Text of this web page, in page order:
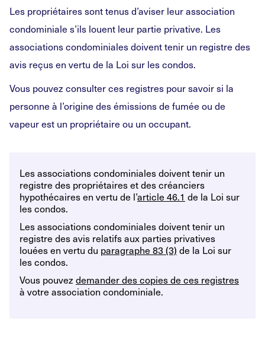
Les propriétaires sont tenus d’aviser leur association
condominiale s’ils louent leur partie privative. Les
associations condominiales doivent tenir un registre des
avis reçus en vertu de la Loi sur les condos.
Vous pouvez consulter ces registres pour savoir si la
personne à l’origine des émissions de fumée ou de
vapeur est un propriétaire ou un occupant.
Les associations condominiales doivent tenir un
registre des propriétaires et des créanciers
hypothécaires en vertu de l’article 46.1 de la Loi sur
les condos.
Les associations condominiales doivent tenir un
registre des avis relatifs aux parties privatives
louées en vertu du paragraphe 83 (3) de la Loi sur
les condos.
Vous pouvez demander des copies de ces registres
à votre association condominiale.